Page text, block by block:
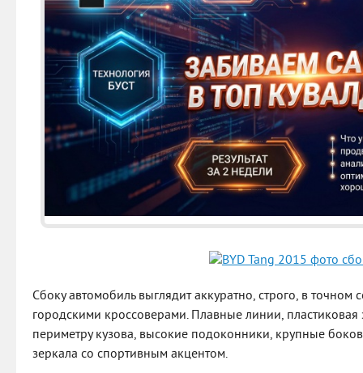
Сбоку автомобиль выглядит аккуратно, строго, в
городскими кроссоверами. Плавные линии, пластиковая
периметру кузова, высокие подоконники, крупные
зеркала со спортивным акцентом.